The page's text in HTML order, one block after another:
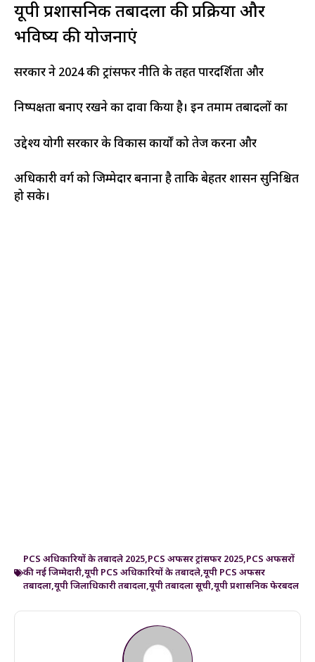
यूपी प्रशासनिक तबादलों की प्रक्रिया और
भविष्य की योजनाएं
सरकार ने 2024 की ट्रांसफर नीति के तहत पारदर्शिता और
निष्पक्षता बनाए रखने का दावा किया है। इन तमाम तबादलों का
उद्देश्य योगी सरकार के विकास कार्यों को तेज करना और
अधिकारी वर्ग को जिम्मेदार बनाना है ताकि बेहतर प्रशासन सुनिश्चित
हो सके।
PCS अधिकारियों के तबादले 2025,PCS अफसर ट्रांसफर 2025,PCS अफसरों
की नई जिम्मेदारी,यूपी PCS अधिकारियों के तबादले,यूपी PCS अफसर
तबादला,यूपी जिलाधिकारी तबादला,यूपी तबादला सूची,यूपी प्रशासनिक फेरबदल